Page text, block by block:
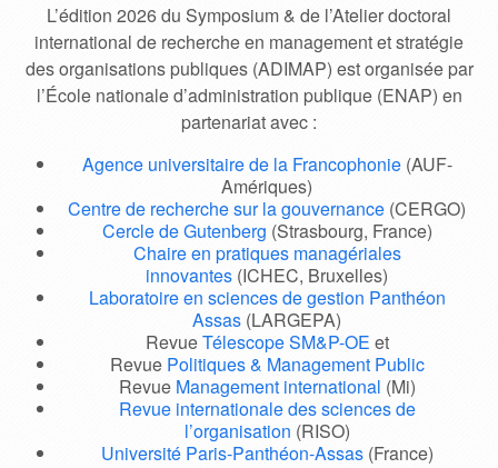
L’édition 2026 du Symposium & de l’Atelier doctoral
international de recherche en management et stratégie
des organisations publiques (ADIMAP) est organisée par
l’École nationale d’administration publique (ENAP) en
partenariat avec :
Agence universitaire de la Francophonie(AUF-
Amériques)
Centre de recherche sur la gouvernance (CERGO)
Cercle de Gutenberg (Strasbourg, France)
Chaire en pratiques managériales
innovantes (ICHEC, Bruxelles)
Laboratoire en sciences de gestion Panthéon
Assas (LARGEPA)
RevueTélescope SM&P-OE et
Revue Politiques & Management Public
Revue Management international (Mi)
Revue internationale des sciences de
l’organisation (RISO)
Université Paris-Panthéon-Assas(France)